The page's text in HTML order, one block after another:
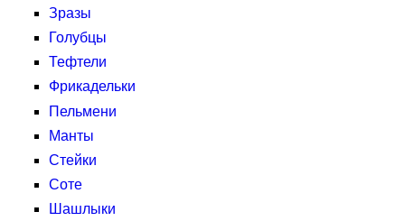
Зразы
Голубцы
Тефтели
Фрикадельки
Пельмени
Манты
Стейки
Соте
Шашлыки